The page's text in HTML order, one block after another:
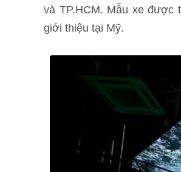
và TP.HCM. Mẫu xe
giới thiệu tại Mỹ.